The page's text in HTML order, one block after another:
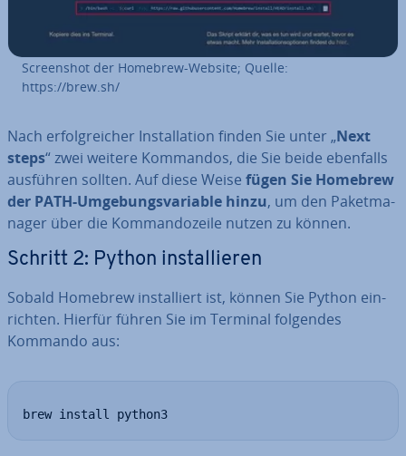
Screen­shot der Homebrew-Website; Quelle:
https://brew.sh/
Nach er­folg­rei­cher In­stal­la­ti­on finden Sie unter „Next
steps“ zwei weitere Kommandos, die Sie beide ebenfalls
ausführen sollten. Auf diese Weise fügen Sie Homebrew
der PATH-Um­ge­bungs­va­ria­ble hinzu, um den Pa­ket­ma­
na­ger über die Kom­man­do­zei­le nutzen zu können.
Schritt 2: Python in­stal­lie­ren
Sobald Homebrew in­stal­liert ist, können Sie Python ein­
rich­ten. Hierfür führen Sie im Terminal folgendes
Kommando aus:
brew install python3